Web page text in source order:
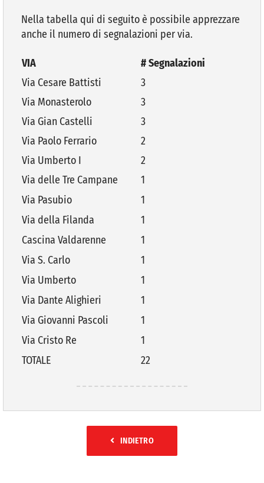
Nella tabella qui di seguito è possibile apprezzare
anche il numero di segnalazioni per via.
VIA
# Segnalazioni
Via Cesare Battisti
3
Via Monasterolo
3
Via Gian Castelli
3
Via Paolo Ferrario
2
Via Umberto I
2
Via delle Tre Campane
1
Via Pasubio
1
Via della Filanda
1
Cascina Valdarenne
1
Via S. Carlo
1
Via Umberto
1
Via Dante Alighieri
1
Via Giovanni Pascoli
1
Via Cristo Re
1
TOTALE
22
INDIETRO